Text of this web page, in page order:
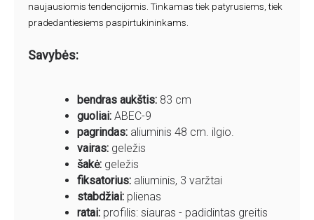
naujausiomis tendencijomis. Tinkamas tiek patyrusiems, tiek
pradedantiesiems paspirtukininkams.
Savybės:
bendras aukštis: 83 cm
guoliai: ABEC-9
pagrindas: aliuminis 48 cm. ilgio.
vairas: geležis
šakė: geležis
fiksatorius: aliuminis, 3 varžtai
stabdžiai: plienas
ratai: profilis: siauras - padidintas greitis